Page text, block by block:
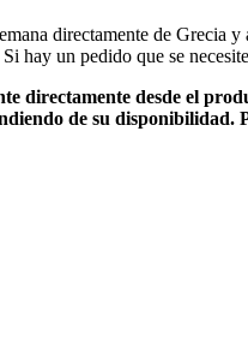
directamente de Grecia
hay un pedido que se
directamente desde el
de su